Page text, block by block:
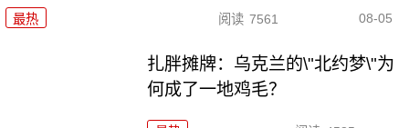
最热 阅读 7561 08-05
扎胖摊牌：乌克兰的\"北约梦\"为
何成了一地鸡毛？